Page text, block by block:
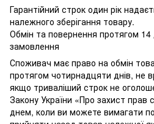
Гарантійний строк один рік
належного зберігання товару.
Обмін та повернення протягом
замовлення
Споживач має право на обмін
протягом чотирнадцяти днів, не
якщо триваліший строк не
Закону України «Про захист прав
днем, коли ви можете вимагати